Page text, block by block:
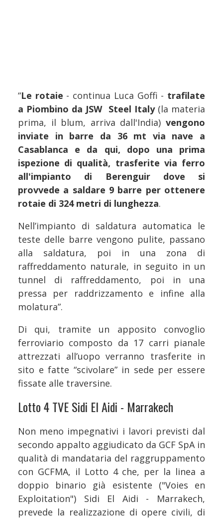
“Le rotaie - continua Luca Goffi - trafilate
a Piombino da JSW Steel Italy(la materia
prima, il blum, arriva dall'India) vengono
inviate in barre da 36 mt via nave a
Casablanca e da qui, dopo una prima
ispezione di qualità, trasferite via ferro
all'impianto di Berenguir dove si
provvede a saldare 9 barre per ottenere
rotaie di 324 metri di lunghezza.
Nell’impianto di saldatura automatica le
teste delle barre vengono pulite, passano
alla saldatura, poi in una zona di
raffreddamento naturale, in seguito in un
tunnel di raffreddamento, poi in una
pressa per raddrizzamento e infine alla
molatura”.
Di qui, tramite un apposito convoglio
ferroviario composto da 17 carri pianale
attrezzati all’uopo verranno trasferite in
sito e fatte “scivolare” in sede per essere
fissate alle traversine.
Lotto 4 TVE Sidi El Aidi - Marrakech
Non meno impegnativi i lavori previsti dal
secondo appalto aggiudicato da GCF SpA in
qualità di mandataria del raggruppamento
con GCFMA, il Lotto 4 che, per la linea a
doppio binario già esistente ("Voies en
Exploitation") Sidi El Aidi - Marrakech,
prevede la realizzazione di opere civili, di